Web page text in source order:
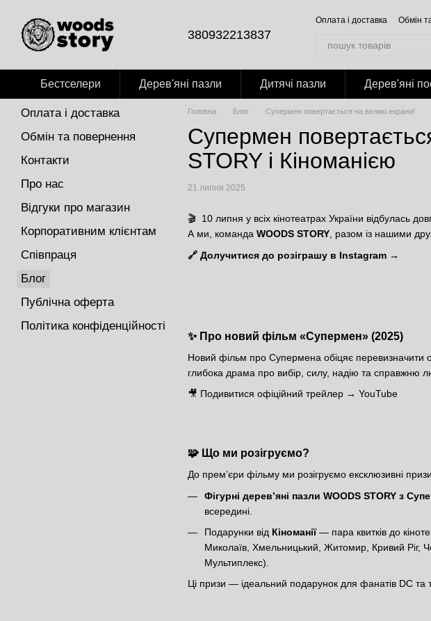
380932213837
Оплата і доставка Обмін
Публічна оферта
Бестселери Дерев'яні пазли Дитячі пазли Дерев'яні
Головна Блог Супермен повертається на великі екрани!
Супермен
STORY і Кіноманією
21 липня 2025
🎬 10 липня у всіх кінотеатрах України відбулась
А ми, команда WOODS STORY, разом із нашими
🔗 Долучитися до розіграшу в Instagram →
✨ Про новий фільм «Супермен» (2025)
Новий фільм про Супермена обіцяє перевизначити
глибока драма про вибір, силу, надію та справжню
🎥 Подивитися офіційний трейлер → YouTube
🧩 Що ми розігруємо?
До прем’єри фільму ми розігруємо ексклюзивні
Фігурні дерев’яні пазли WOODS STORY з
всередині.
Подарунки від Кіноманії— пара квитків до
Миколаїв, Хмельницький, Житомир, Кривий Ріг,
Мультиплекс).
Ці призи — ідеальний подарунок для фанатів DC та
Оплата і доставка
Обмін та повернення
Контакти
Про нас
Відгуки про магазин
Корпоративним клієнтам
Співпраця
Блог
Публічна оферта
Політика конфіденційності